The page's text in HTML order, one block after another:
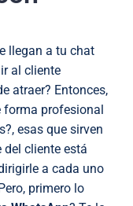
llegan a tu chat
al cliente
atraer? Entonces,
forma profesional
esas que sirven
cliente está
a cada uno
primero lo